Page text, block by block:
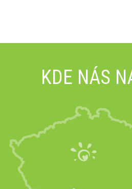
KDE NÁS